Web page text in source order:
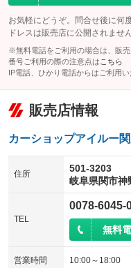
USB入力端子
：装備なし
100V電源
：装備なし
：装備なし
レンタカーアップ
：装備なし
電動格納ミラー
：装備なし
：装備なし
HID(キセノンライト)
バックカメラ
：装備なし
：装備なし
ローダウン
：装備なし
パワーシート
：装備なし
：装備なし
チップアップシート
電動格納サードシート
ウォークスルー
：装備なし
電動リアゲート
：装備なし
お気軽にどうぞ。問合せ後に何
ドレスは販売店に公開されません
※無料電話をご利用の場合は、販
番号ご利用の際の注意点は こちら
IP電話、ひかり電話からはご利用い
販売店情報
カーショップアイルー
住所
501-3203
岐阜県関市神
TEL
0078-6045-
無料
営業時間 10:00～18:00